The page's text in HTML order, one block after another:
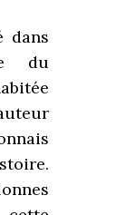
dans
du